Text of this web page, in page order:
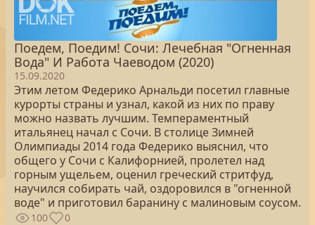
Поедем, Поедим! Сочи: Лечебная "Огненная
Вода" И Работа Чаеводом (2020)
15.09.2020
Этим летом Федерико Арнальди посетил главные
курорты страны и узнал, какой из них по праву
можно назвать лучшим. Темпераментный
итальянец начал с Сочи. В столице Зимней
Олимпиады 2014 года Федерико выяснил, что
общего у Сочи с Калифорнией, пролетел над
горным ущельем, оценил греческий стритфуд,
научился собирать чай, оздоровился в "огненной
воде" и приготовил баранину с малиновым соусом.
100 0